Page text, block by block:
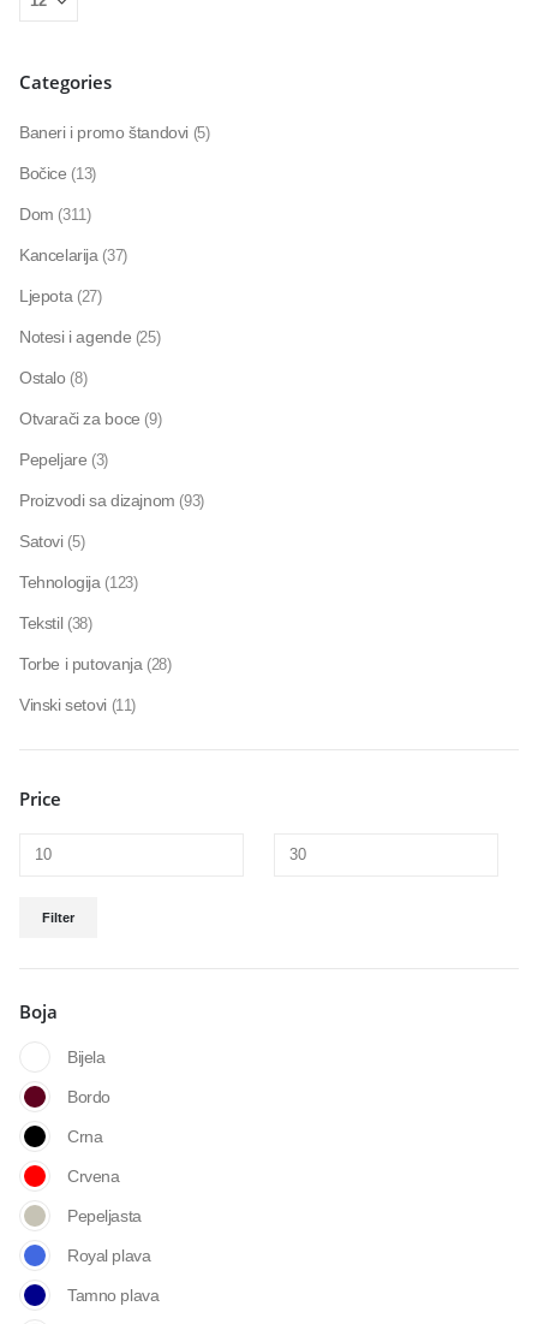
Categories
Baneri i promo štandovi (5)
Bočice (13)
Dom (311)
Kancelarija (37)
Ljepota (27)
Notesi i agende (25)
Ostalo (8)
Otvarači za boce (9)
Pepeljare (3)
Proizvodi sa dizajnom (93)
Satovi (5)
Tehnologija (123)
Tekstil (38)
Torbe i putovanja (28)
Vinski setovi (11)
Price
Filter
Boja
Bijela
Bordo
Crna
Crvena
Pepeljasta
Royal plava
Tamno plava